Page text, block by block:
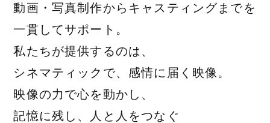
動画・写真制作からキャスティングまでを
一貫してサポート。
私たちが提供するのは、
シネマティックで、感情に届く映像。
映像の力で心を動かし、
記憶に残し、人と人をつなぐ